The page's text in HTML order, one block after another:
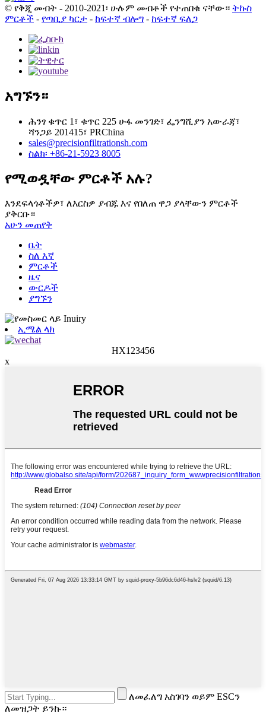
© የቅጂ መብት - 2010-2021፡ ሁሉም መብቶች የተጠበቁ ናቸው። ትኩስ
ምርቶች - የጣቢያ ካርታ - ከፍተኛ ብሎግ - ከፍተኛ ፍለጋ
አግኙን።
ሕንፃ ቁጥር 1፣ ቁጥር 225 ሁፋ መንገድ፣ ፌንግሺያን አውራጃ፣
ሻንጋይ 201415፣ PRChina
sales@precisionfiltrationsh.com
ስልክ፡ +86-21-5923 8005
የሚወዷቸው ምርቶች አሉ?
እንደፍላጎቶችዎ፣ ለእርስዎ ያብጁ እና የበለጠ ዋጋ ያላቸውን ምርቶች
ያቅርቡ።
አሁን መጠየቅ
ቤት
ስለ እኛ
ምርቶች
ዜና
ውርዶች
ያግኙን
ኢሜል ላክ
HX123456
x
ለመፈለግ አስገባን ወይም ESCን
ለመዝጋት ይንኩ።